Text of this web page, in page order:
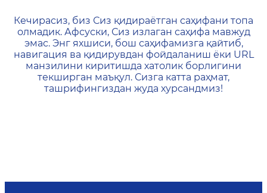
404 — Страница не
Кечирасиз, биз Сиз қидираётган саҳифани топа
олмадик. Афсуски, Сиз излаган саҳифа мавжуд
эмас. Энг яхшиси, бош саҳифамизга қайтиб,
навигация ва қидирувдан фойдаланиш ёки URL
манзилини киритишда хатолик борлигини
текширган маъқул. Сизга катта раҳмат,
ташрифингиздан жуда хурсандмиз!